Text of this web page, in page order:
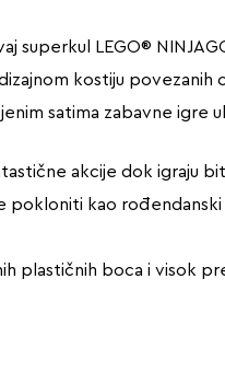
superkul LEGO®
kostiju
satima zabavne igre
akcije dok igraju
pokloniti kao
plastičnih boca i visok